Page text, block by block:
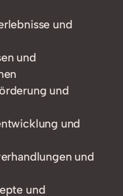
und
und
und
und
und
und